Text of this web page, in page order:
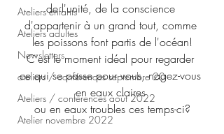
Ateliers enfants
Ateliers adultes
Newsletters
ateliers / conférences septembre 20
Ateliers / conférences août 2022
Atelier novembre 2022
de l'unité, de la conscience
d'appartenir à un grand tout, comme
les poissons font partis de l'océan!
C'est le moment idéal pour regarder
ce qui se passe pour vous, nagez-vous
en eaux claires
ou en eaux troubles ces temps-ci?